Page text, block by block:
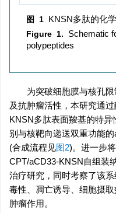
图 1 KNSN多肽的化
Figure 1.
Schematic
polypeptides
为突破细胞膜与核孔
及抗肿瘤活性，本研究通
KNSN多肽表面羧基的特
别与核靶向递送双重功能
(合成流程见图2)。进一步
CPT/aCD33-KNSN自组装
治疗研究，同时考察了该
毒性、凋亡诱导、细胞摄
肿瘤作用。